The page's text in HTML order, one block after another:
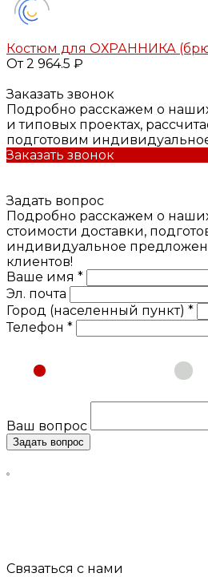
Костюм для ОХРАННИКА
От 2 964.5 ₽
Заказать звонок
Подробно расскажем о
и типовых проектах,
подготовим
Заказать звонок
Задать вопрос
Подробно расскажем о
стоимости доставки,
индивидуальное
клиентов!
Ваше имя *
Эл. почта
Город (населенный пункт) *
Телефон *
Ваш вопрос
Задать вопрос
Связаться с нами